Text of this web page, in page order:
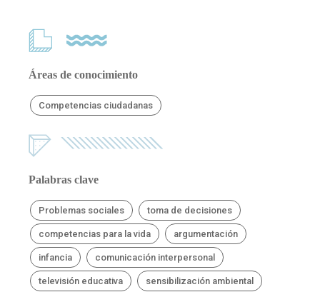
Áreas de conocimiento
Competencias ciudadanas
Palabras clave
Problemas sociales toma de decisiones
competencias para la vida argumentación
infancia comunicación interpersonal
televisión educativa sensibilización ambiental